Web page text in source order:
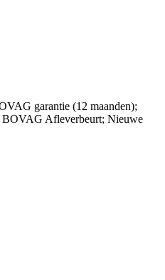
garantie (12 maanden);
Afleverbeurt; Nieuwe